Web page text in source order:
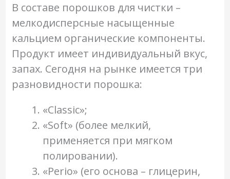
В составе порошков для чистки –
мелкодисперсные насыщенные
кальцием органические компоненты.
Продукт имеет индивидуальный вкус,
запах. Сегодня на рынке имеется три
разновидности порошка:
«Classic»;
«Soft» (более мелкий,
применяется при мягком
полировании).
«Perio» (его основа – глицерин,